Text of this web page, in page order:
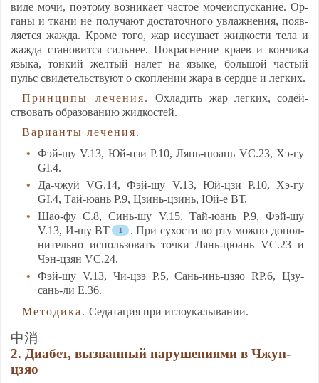
ви­де мо­чи, по­это­му воз­ни­ка­ет час­тое мо­че­ис­пус­ка­ние. Ор­
га­ны и тка­ни не по­лу­ча­ют дос­та­точ­но­го ув­лаж­не­ния, по­яв­
ля­ет­ся жаж­да. Кро­ме то­го, жар ис­су­ша­ет жид­кос­ти те­ла и
жаж­да ста­но­вит­ся силь­нее. Пок­рас­не­ние кра­ев и кон­чи­ка
язы­ка, тон­кий жел­тый на­лет на язы­ке, боль­шой час­тый
пульс сви­де­тель­ству­ют о скоп­ле­нии жа­ра в серд­це и лег­ких.
Прин­ци­пы ле­че­ния.
Ох­ла­дить жар лег­ких, со­дей­
ство­вать об­ра­зо­ва­нию жид­кос­тей.
Ва­ри­ан­ты ле­че­ния.
Фэй-шу V.13, Юй-цзи P.10, Лянь-цю­ань VC.23, Хэ-гу
GI.4.
Да-чжуй VG.14, Фэй-шу V.13, Юй-цзи P.10, Хэ-гу
GI.4, Тай-юань P.9, Цзинь-цзинь, Юй-е ВТ.
Шао-фу C.8, Синь-шу V.15, Тай-юань P.9, Фэй-шу
V.13, И-шу ВТ
. При су­хос­ти во рту мож­но до­пол­
ни­тель­но ис­поль­зо­вать точ­ки Лянь-цю­ань VC.23 и
Чэн-цзян VC.24.
Фэй-шу V.13, Чи-цзэ P.5, Сань-инь-цзяо RP.6, Цзу-
сань-ли E.36.
Ме­то­ди­ка. Се­да­та­ция при иг­ло­ука­лы­ва­нии.
中消
2. Ди­абет, выз­ван­ный на­ру­ше­ни­ями в Чжун-
цзяо